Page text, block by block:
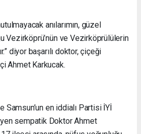
anılarımın, güzel
Vezirköprü’nün ve Vezirköprülülerin
diyor başarılı doktor, çiçeği
Ahmet Karkucak.
Samsun’un en iddialı Partisi İYİ
sempatik Doktor Ahmet